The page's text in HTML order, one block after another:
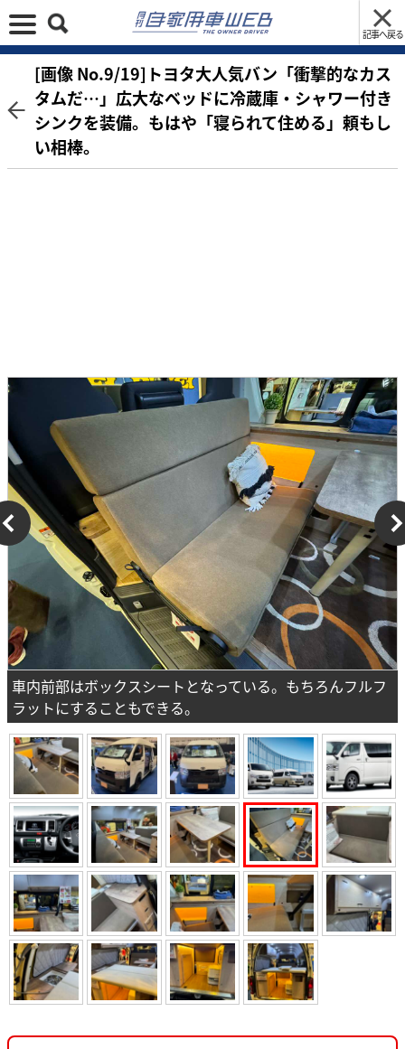
記事へ戻る
[画像 No.9/19]トヨタ大人気バン「衝撃的なカス
タムだ…」広大なベッドに冷蔵庫・シャワー付き
シンクを装備。もはや「寝られて住める」頼もし
い相棒。
車内前部はボックスシートとなっている。もちろんフルフ
ラットにすることもできる。